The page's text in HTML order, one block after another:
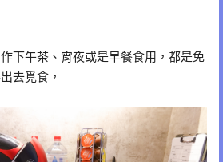
下午茶、宵夜或是早餐食用，都是免
去覓食，